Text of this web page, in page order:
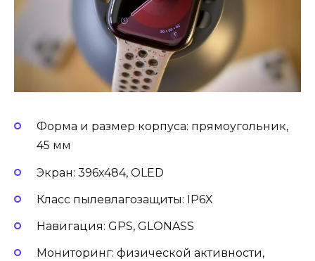
Форма и размер корпуса: прямоугольник,
45 мм
Экран: 396х484, OLED
Класс пылевлагозащиты: IP6X
Навигация: GPS, GLONASS
Мониторинг: физической активности,